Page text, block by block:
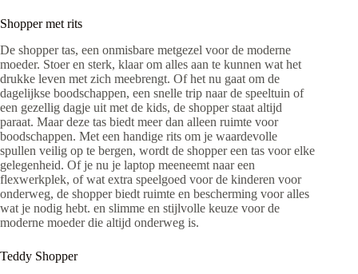
Shopper met rits
De shopper tas, een onmisbare metgezel voor de moderne
moeder. Stoer en sterk, klaar om alles aan te kunnen wat het
drukke leven met zich meebrengt. Of het nu gaat om de
dagelijkse boodschappen, een snelle trip naar de speeltuin of
een gezellig dagje uit met de kids, de shopper staat altijd
paraat. Maar deze tas biedt meer dan alleen ruimte voor
boodschappen. Met een handige rits om je waardevolle
spullen veilig op te bergen, wordt de shopper een tas voor elke
gelegenheid. Of je nu je laptop meeneemt naar een
flexwerkplek, of wat extra speelgoed voor de kinderen voor
onderweg, de shopper biedt ruimte en bescherming voor alles
wat je nodig hebt. en slimme en stijlvolle keuze voor de
moderne moeder die altijd onderweg is.
Teddy Shopper